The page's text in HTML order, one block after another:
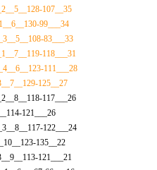
107__35
99___34
83___33
118___31
111___28
125__27
117___26
121___26
122___24
135__22
121___21